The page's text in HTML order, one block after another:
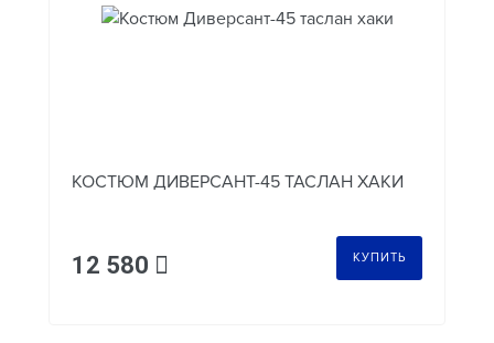
КОСТЮМ ДИВЕРСАНТ-45 ТАСЛАН ХАКИ
12 580 КУПИТЬ